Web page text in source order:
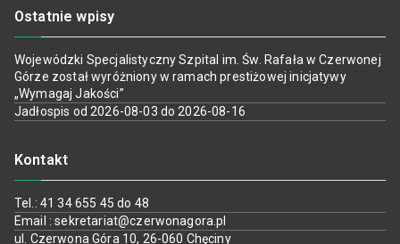
Ostatnie wpisy
Wojewódzki Specjalistyczny Szpital im. Św. Rafała w Czerwonej
Górze został wyróżniony w ramach prestiżowej inicjatywy
„Wymagaj Jakości”
Jadłospis od 2026-08-03 do 2026-08-16
Kontakt
Tel.: 41 34 655 45 do 48
Email : sekretariat@czerwonagora.pl
ul. Czerwona Góra 10, 26-060 Chęciny